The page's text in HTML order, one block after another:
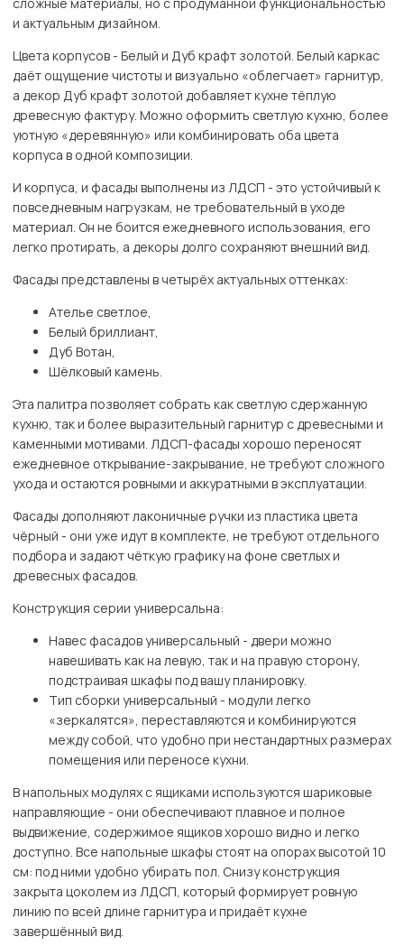
и актуальным дизайном.
Цвета корпусов - Белый и Дуб крафт золотой. Белый каркас
даёт ощущение чистоты и визуально «облегчает» гарнитур,
а декор Дуб крафт золотой добавляет кухне тёплую
древесную фактуру. Можно оформить светлую кухню, более
уютную «деревянную» или комбинировать оба цвета
корпуса в одной композиции.
И корпуса, и фасады выполнены из ЛДСП - это устойчивый к
повседневным нагрузкам, не требовательный в уходе
материал. Он не боится ежедневного использования, его
легко протирать, а декоры долго сохраняют внешний вид.
Фасады представлены в четырёх актуальных оттенках:
Ателье светлое,
Белый бриллиант,
Дуб Вотан,
Шёлковый камень.
Эта палитра позволяет собрать как светлую сдержанную
кухню, так и более выразительный гарнитур с древесными и
каменными мотивами. ЛДСП-фасады хорошо переносят
ежедневное открывание-закрывание, не требуют сложного
ухода и остаются ровными и аккуратными в эксплуатации.
Фасады дополняют лаконичные ручки из пластика цвета
чёрный - они уже идут в комплекте, не требуют отдельного
подбора и задают чёткую графику на фоне светлых и
древесных фасадов.
Конструкция серии универсальна:
Навес фасадов универсальный - двери можно
навешивать как на левую, так и на правую сторону,
подстраивая шкафы под вашу планировку.
Тип сборки универсальный - модули легко
«зеркалятся», переставляются и комбинируются
между собой, что удобно при нестандартных размерах
помещения или переносе кухни.
В напольных модулях с ящиками используются шариковые
направляющие - они обеспечивают плавное и полное
выдвижение, содержимое ящиков хорошо видно и легко
доступно. Все напольные шкафы стоят на опорах высотой 10
см: под ними удобно убирать пол. Снизу конструкция
закрыта цоколем из ЛДСП, который формирует ровную
линию по всей длине гарнитура и придаёт кухне
завершённый вид.